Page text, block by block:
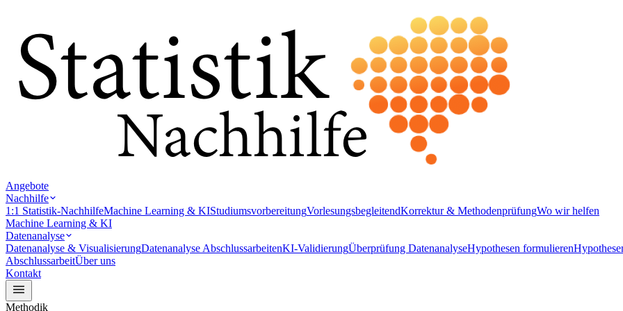
Angebote
Nachhilfe
1:1 Statistik-NachhilfeMachine Learning & KIStudiumsvorbereitungVorlesungsbegleitendKorrektur & MethodenprüfungWo wir helfen
Machine Learning & KI
Datenanalyse
Datenanalyse & VisualisierungDatenanalyse AbschlussarbeitenKI-ValidierungÜberprüfung DatenanalyseHypothesen formulieren
AbschlussarbeitÜber uns
Kontakt
Methodik